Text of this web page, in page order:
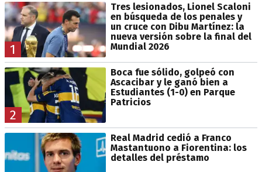
1
Tres lesionados, Lionel Scaloni
en búsqueda de los penales y
un cruce con Dibu Martínez: la
nueva versión sobre la final del
Mundial 2026
2
Boca fue sólido, golpeó con
Ascacibar y le ganó bien a
Estudiantes (1-0) en Parque
Patricios
Real Madrid cedió a Franco
Mastantuono a Fiorentina: los
detalles del préstamo